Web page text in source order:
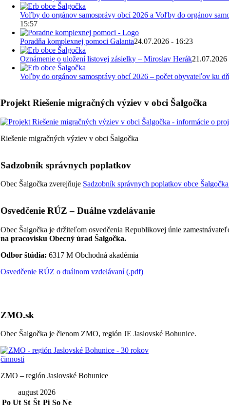
Voľby do orgánov samosprávy obcí 2026 a Voľby do orgánov
15:57
Poradňa komplexnej pomoci Galanta24.07.2026 - 16:23
Oznámenie o uložení listovej zásielky – Miroslav Herák
Voľby do orgánov samosprávy obcí 2026 – počet obyvateľov ku
Projekt Riešenie migračných výziev v obci Šalgočka
Riešenie migračných výziev v obci Šalgočka
Sadzobník správnych poplatkov
Obec Šalgočka zverejňuje Sadzobník správnych poplatkov obce
Osvedčenie RÚZ – Duálne vzdelávanie
Obec Šalgočka je držiteľom osvedčenia Republikovej únie
na pracovisku Obecný úrad Šalgočka.
Odbor štúdia: 6317 M Obchodná akadémia
Osvedčenie RÚZ o duálnom vzdelávaní (.pdf)
ZMO.sk
Obec Šalgočka je členom ZMO, región JE Jaslovské Bohunice.
ZMO – región Jaslovské Bohunice
august 2026
Po Ut St Št Pi So Ne